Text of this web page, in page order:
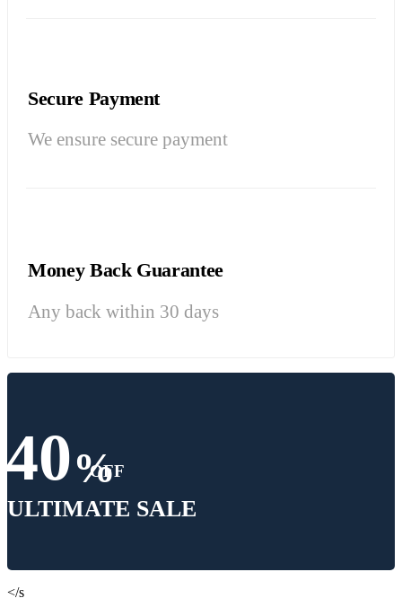
Secure Payment
We ensure secure payment
Money Back Guarantee
Any back within 30 days
40%
OFF
ULTIMATE SALE
</s